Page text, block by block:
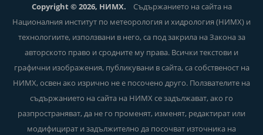
Copyright © 2026, НИМХ. Съдържанието на сайта на
Националния институт по метеорология и хидрология (НИМХ) и
технологиите, използвани в него, са под закрила на Закона за
авторското право и сродните му права. Всички текстови и
графични изображения, публикувани в сайта, са собственост на
НИМХ, освен ако изрично не е посочено друго. Ползвателите на
съдържанието на сайта на НИМХ се задължават, ако го
разпространяват, да не го променят, изменят, редактират или
модифицират и задължително да посочват източника на